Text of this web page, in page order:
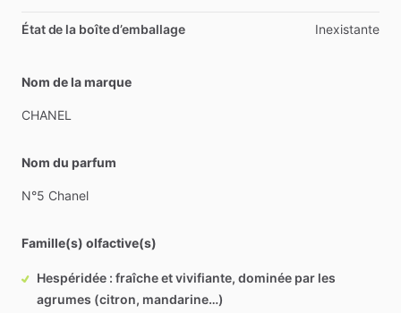
État de la boîte d’emballage Inexistante
Nom de la marque
CHANEL
Nom du parfum
N°5 Chanel
Famille(s) olfactive(s)
Hespéridée : fraîche et vivifiante, dominée par les
agrumes (citron, mandarine…)